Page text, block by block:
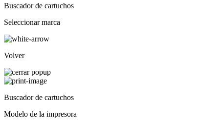
Buscador de cartuchos
Seleccionar marca
Volver
Buscador de cartuchos
Modelo de la impresora